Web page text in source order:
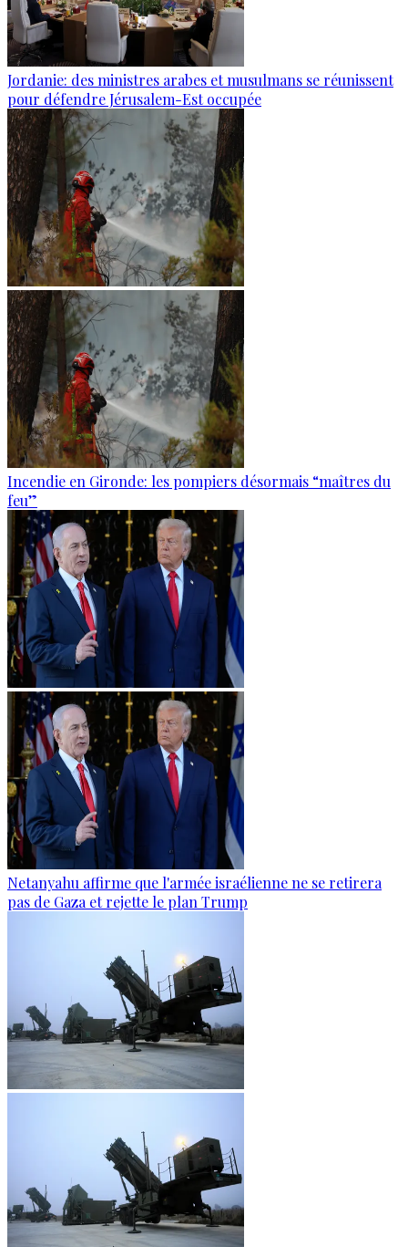
Jordanie: des ministres arabes et musulmans se réunissent
pour défendre Jérusalem-Est occupée
Incendie en Gironde: les pompiers désormais “maîtres du
feu”
Netanyahu affirme que l'armée israélienne ne se retirera
pas de Gaza et rejette le plan Trump